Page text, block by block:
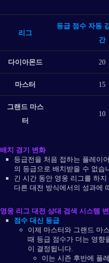
리그
등급 점수 자동
간
다이아몬드 20
마스터 15
그랜드 마스
터
10
배치 경기 변화
등급전을 처음 접하는 플레이
의 등급으로 배치받을 수 없습
긴 시간 동안 영웅 리그를 하
다른 대전 방식에서의 성과에
영웅 리그 대전 상대 검색 시스템
점수 대신 등급
이제 마스터와 그랜드 마
때 등급 점수가 더는 영향
이 결정됩니다.
이는 시즌 후반에 플